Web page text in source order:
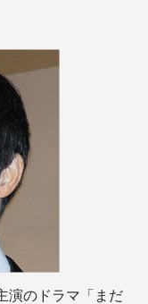
演のドラマ「まだ